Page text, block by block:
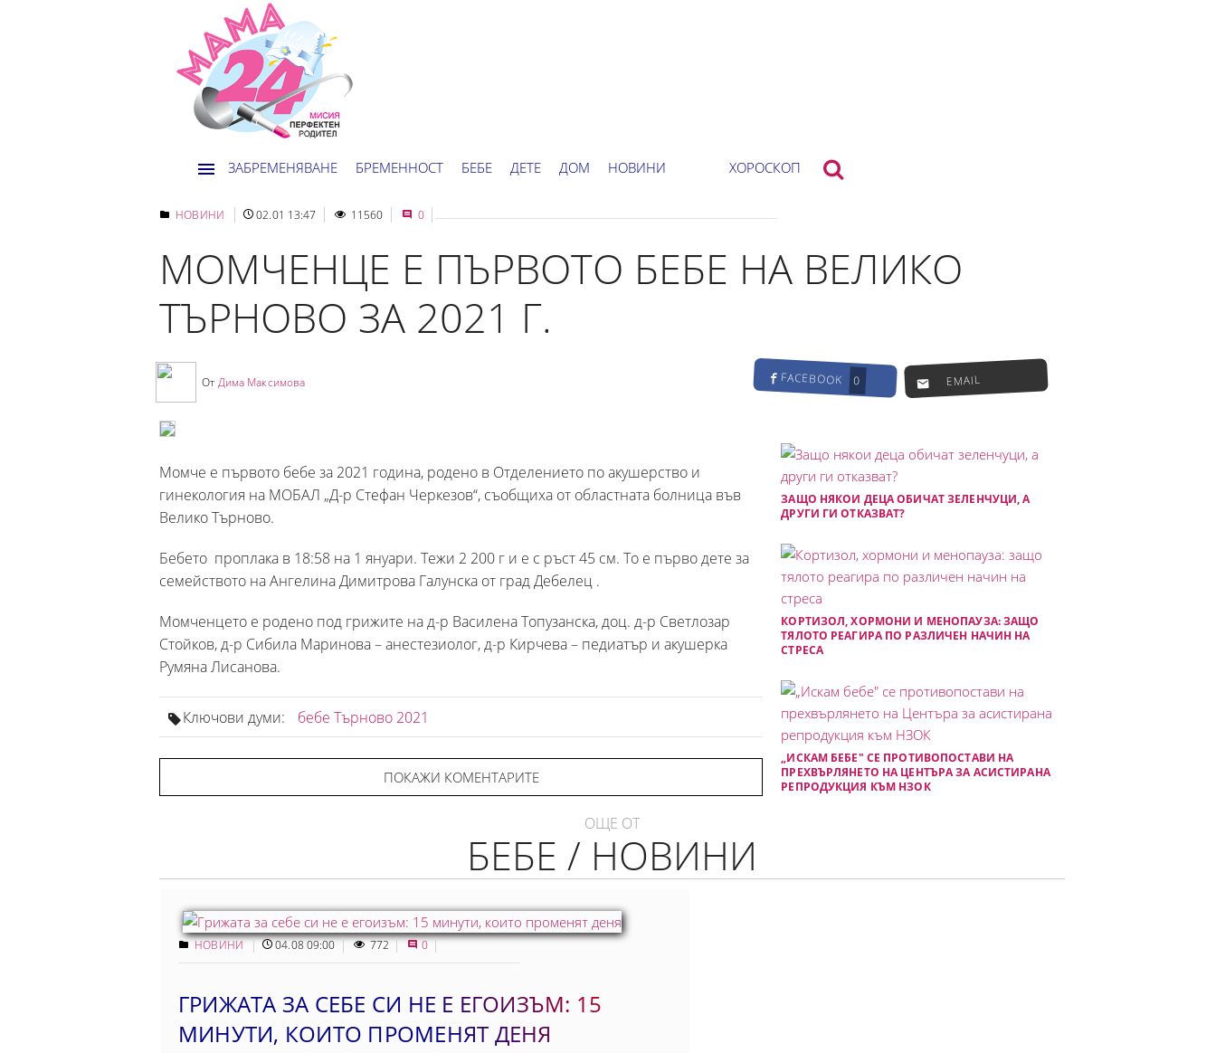
ЗАБРЕМЕНЯВАНЕ БРЕМЕННОСТ БЕБЕ ДЕТЕ ДОМ НОВИНИ ХОРОСКОП
НОВИНИ 02.01 13:47 11560 0
МОМЧЕНЦЕ Е ПЪРВОТО БЕБЕ НА ВЕЛИКО
ТЪРНОВО ЗА 2021 Г.
От Дима Максимова FACEBOOK 0 EMAIL
Момче е първото бебе за 2021 година, родено в Отделението по акушерство и
гинекология на МОБАЛ „Д-р Стефан Черкезов“, съобщиха от областната болница във
Велико Търново.
Бебето проплака в 18:58 на 1 януари. Тежи 2 200 г и е с ръст 45 см. То е първо дете за
семейството на Ангелина Димитрова Галунска от град Дебелец .
Момченцето е родено под грижите на д-р Василена Топузанска, доц. д-р Светлозар
Стойков, д-р Сибила Маринова – анестезиолог, д-р Кирчева – педиатър и акушерка
Румяна Лисанова.
Ключови думи: бебе Търново 2021
ПОКАЖИ КОМЕНТАРИТЕ
ЗАЩО НЯКОИ ДЕЦА ОБИЧАТ ЗЕЛЕНЧУЦИ, А
ДРУГИ ГИ ОТКАЗВАТ?
КОРТИЗОЛ, ХОРМОНИ И МЕНОПАУЗА: ЗАЩО
ТЯЛОТО РЕАГИРА ПО РАЗЛИЧЕН НАЧИН НА
СТРЕСА
„ИСКАМ БЕБЕ" СЕ ПРОТИВОПОСТАВИ НА
ПРЕХВЪРЛЯНЕТО НА ЦЕНТЪРА ЗА АСИСТИРАНА
РЕПРОДУКЦИЯ КЪМ НЗОК
ОЩЕ ОТ
БЕБЕ / НОВИНИ
НОВИНИ 04.08 09:00 772 0
ГРИЖАТА ЗА СЕБЕ СИ НЕ Е ЕГОИЗЪМ: 15
МИНУТИ, КОИТO ПРОМЕНЯТ ДЕНЯ